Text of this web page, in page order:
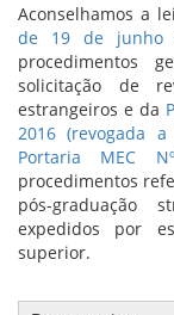
Aconselhamos a
de 19 de junho
procedimentos
solicitação de
estrangeiros e da
2016 (revogada
Portaria MEC
procedimentos
pós-graduação
expedidos por
superior.